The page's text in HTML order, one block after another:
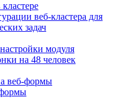
веб-кластера для
задач
модуля
на 48 человек
веб-формы